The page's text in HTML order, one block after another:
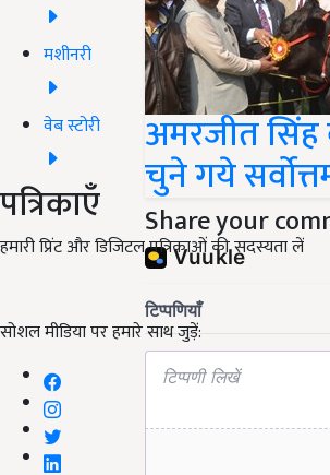
मशीनरी
वेब स्टोरी
पत्रिकाएँ
हमारी प्रिंट और डिजिटल पत्रिकाओं की सदस्यता लें
सोशल मीडिया पर हमारे साथ जुड़ें:
अमरजीत सिंह
चुने गये
Share your